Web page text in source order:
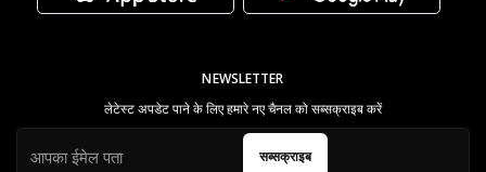
NEWSLETTER
लेटेस्ट अपडेट पाने के लिए हमारे नए चैनल को सब्सक्राइब करें
सब्सक्राइब